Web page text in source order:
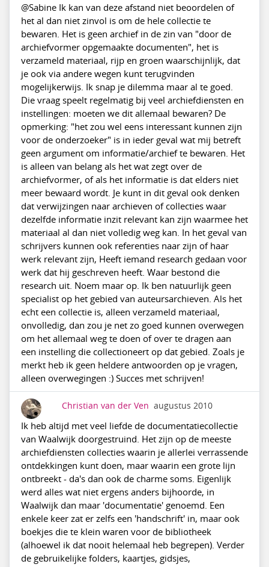
@Sabine Ik kan van deze afstand niet beoordelen of
het al dan niet zinvol is om de hele collectie te
bewaren. Het is geen archief in de zin van "door de
archiefvormer opgemaakte documenten", het is
verzameld materiaal, rijp en groen waarschijnlijk, dat
je ook via andere wegen kunt terugvinden
mogelijkerwijs. Ik snap je dilemma maar al te goed.
Die vraag speelt regelmatig bij veel archiefdiensten en
instellingen: moeten we dit allemaal bewaren? De
opmerking: "het zou wel eens interessant kunnen zijn
voor de onderzoeker" is in ieder geval wat mij betreft
geen argument om informatie/archief te bewaren. Het
is alleen van belang als het wat zegt over de
archiefvormer, of als het informatie is dat elders niet
meer bewaard wordt. Je kunt in dit geval ook denken
dat verwijzingen naar archieven of collecties waar
dezelfde informatie inzit relevant kan zijn waarmee het
materiaal al dan niet volledig weg kan. In het geval van
schrijvers kunnen ook referenties naar zijn of haar
werk relevant zijn, Heeft iemand research gedaan voor
werk dat hij geschreven heeft. Waar bestond die
research uit. Noem maar op. Ik ben natuurlijk geen
specialist op het gebied van auteursarchieven. Als het
echt een collectie is, alleen verzameld materiaal,
onvolledig, dan zou je net zo goed kunnen overwegen
om het allemaal weg te doen of over te dragen aan
een instelling die collectioneert op dat gebied. Zoals je
merkt heb ik geen heldere antwoorden op je vragen,
alleen overwegingen :) Succes met schrijven!
Christian van der Ven augustus 2010
Ik heb altijd met veel liefde de documentatiecollectie
van Waalwijk doorgestruind. Het zijn op de meeste
archiefdiensten collecties waarin je allerlei verrassende
ontdekkingen kunt doen, maar waarin een grote lijn
ontbreekt - da's dan ook de charme soms. Eigenlijk
werd alles wat niet ergens anders bijhoorde, in
Waalwijk dan maar 'documentatie' genoemd. Een
enkele keer zat er zelfs een 'handschrift' in, maar ook
boekjes die te klein waren voor de bibliotheek
(alhoewel ik dat nooit helemaal heb begrepen). Verder
de gebruikelijke folders, kaartjes, gidsjes,